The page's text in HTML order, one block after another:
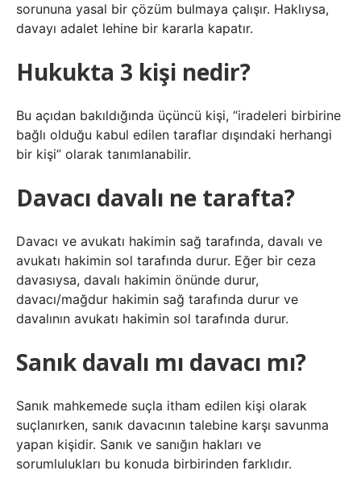
sorununa yasal bir çözüm bulmaya çalışır. Haklıysa,
davayı adalet lehine bir kararla kapatır.
Hukukta 3 kişi nedir?
Bu açıdan bakıldığında üçüncü kişi, “iradeleri birbirine
bağlı olduğu kabul edilen taraflar dışındaki herhangi
bir kişi” olarak tanımlanabilir.
Davacı davalı ne tarafta?
Davacı ve avukatı hakimin sağ tarafında, davalı ve
avukatı hakimin sol tarafında durur. Eğer bir ceza
davasıysa, davalı hakimin önünde durur,
davacı/mağdur hakimin sağ tarafında durur ve
davalının avukatı hakimin sol tarafında durur.
Sanık davalı mı davacı mı?
Sanık mahkemede suçla itham edilen kişi olarak
suçlanırken, sanık davacının talebine karşı savunma
yapan kişidir. Sanık ve sanığın hakları ve
sorumlulukları bu konuda birbirinden farklıdır.